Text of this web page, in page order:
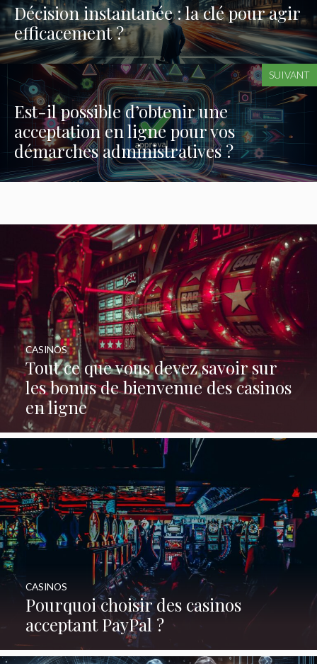
Décision instantanée : la clé pour agir
efficacement ?
SUIVANT
Est-il possible d’obtenir une
acceptation en ligne pour vos
démarches administratives ?
Tout ce que vous devez savoir sur
les bonus de bienvenue des casinos
en ligne
CASINOS
Pourquoi choisir des casinos
acceptant PayPal ?
CASINOS